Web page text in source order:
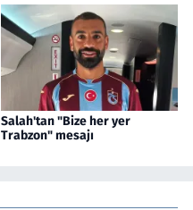
Salah'tan "Bize her yer
Trabzon" mesajı